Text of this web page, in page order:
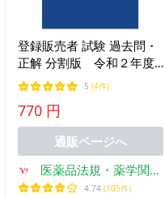
登録販売者 試験 過去問・
正解 分割版 令和２年度
実施、地域別-
5 (4件)
770 円
通販ページへ
医薬品法規・薬学関係
書籍のドーモ
4.74 (105件)